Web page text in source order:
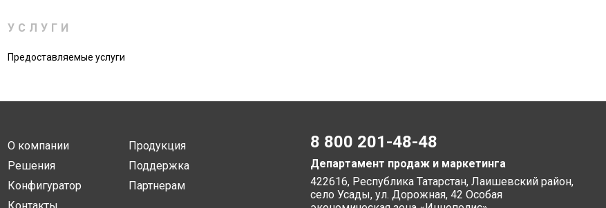
УСЛУГИ
Предоставляемые услуги
О компании
Продукция
Решения
Поддержка
Конфигуратор
Партнерам
8 800 201-48-48
Департамент продаж и маркетинга
422616, Республика Татарстан, Лаишевский район,
село Усады, ул. Дорожная, 42 Особая